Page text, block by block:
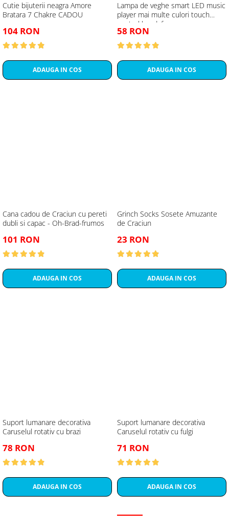
Cutie bijuterii neagra Amore
Bratara 7 Chakre CADOU
104 RON
ADAUGA IN COS
Lampa de veghe smart LED music
player mai multe culori touch
control handsfree
58 RON
ADAUGA IN COS
Cana cadou de Craciun cu pereti
dubli si capac - Oh-Brad-frumos
101 RON
ADAUGA IN COS
Grinch Socks Sosete Amuzante
de Craciun
23 RON
ADAUGA IN COS
Suport lumanare decorativa
Caruselul rotativ cu brazi
78 RON
ADAUGA IN COS
Suport lumanare decorativa
Caruselul rotativ cu fulgi
71 RON
ADAUGA IN COS